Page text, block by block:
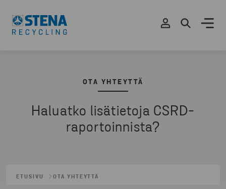
OTA YHTEYTTÄ
Haluatko lisätietoja CSRD-
raportoinnista?
ETUSIVU OTA YHTEYTTÄ